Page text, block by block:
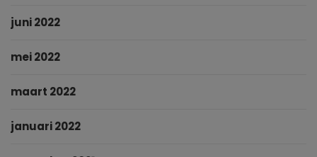
juni 2022
mei 2022
maart 2022
januari 2022